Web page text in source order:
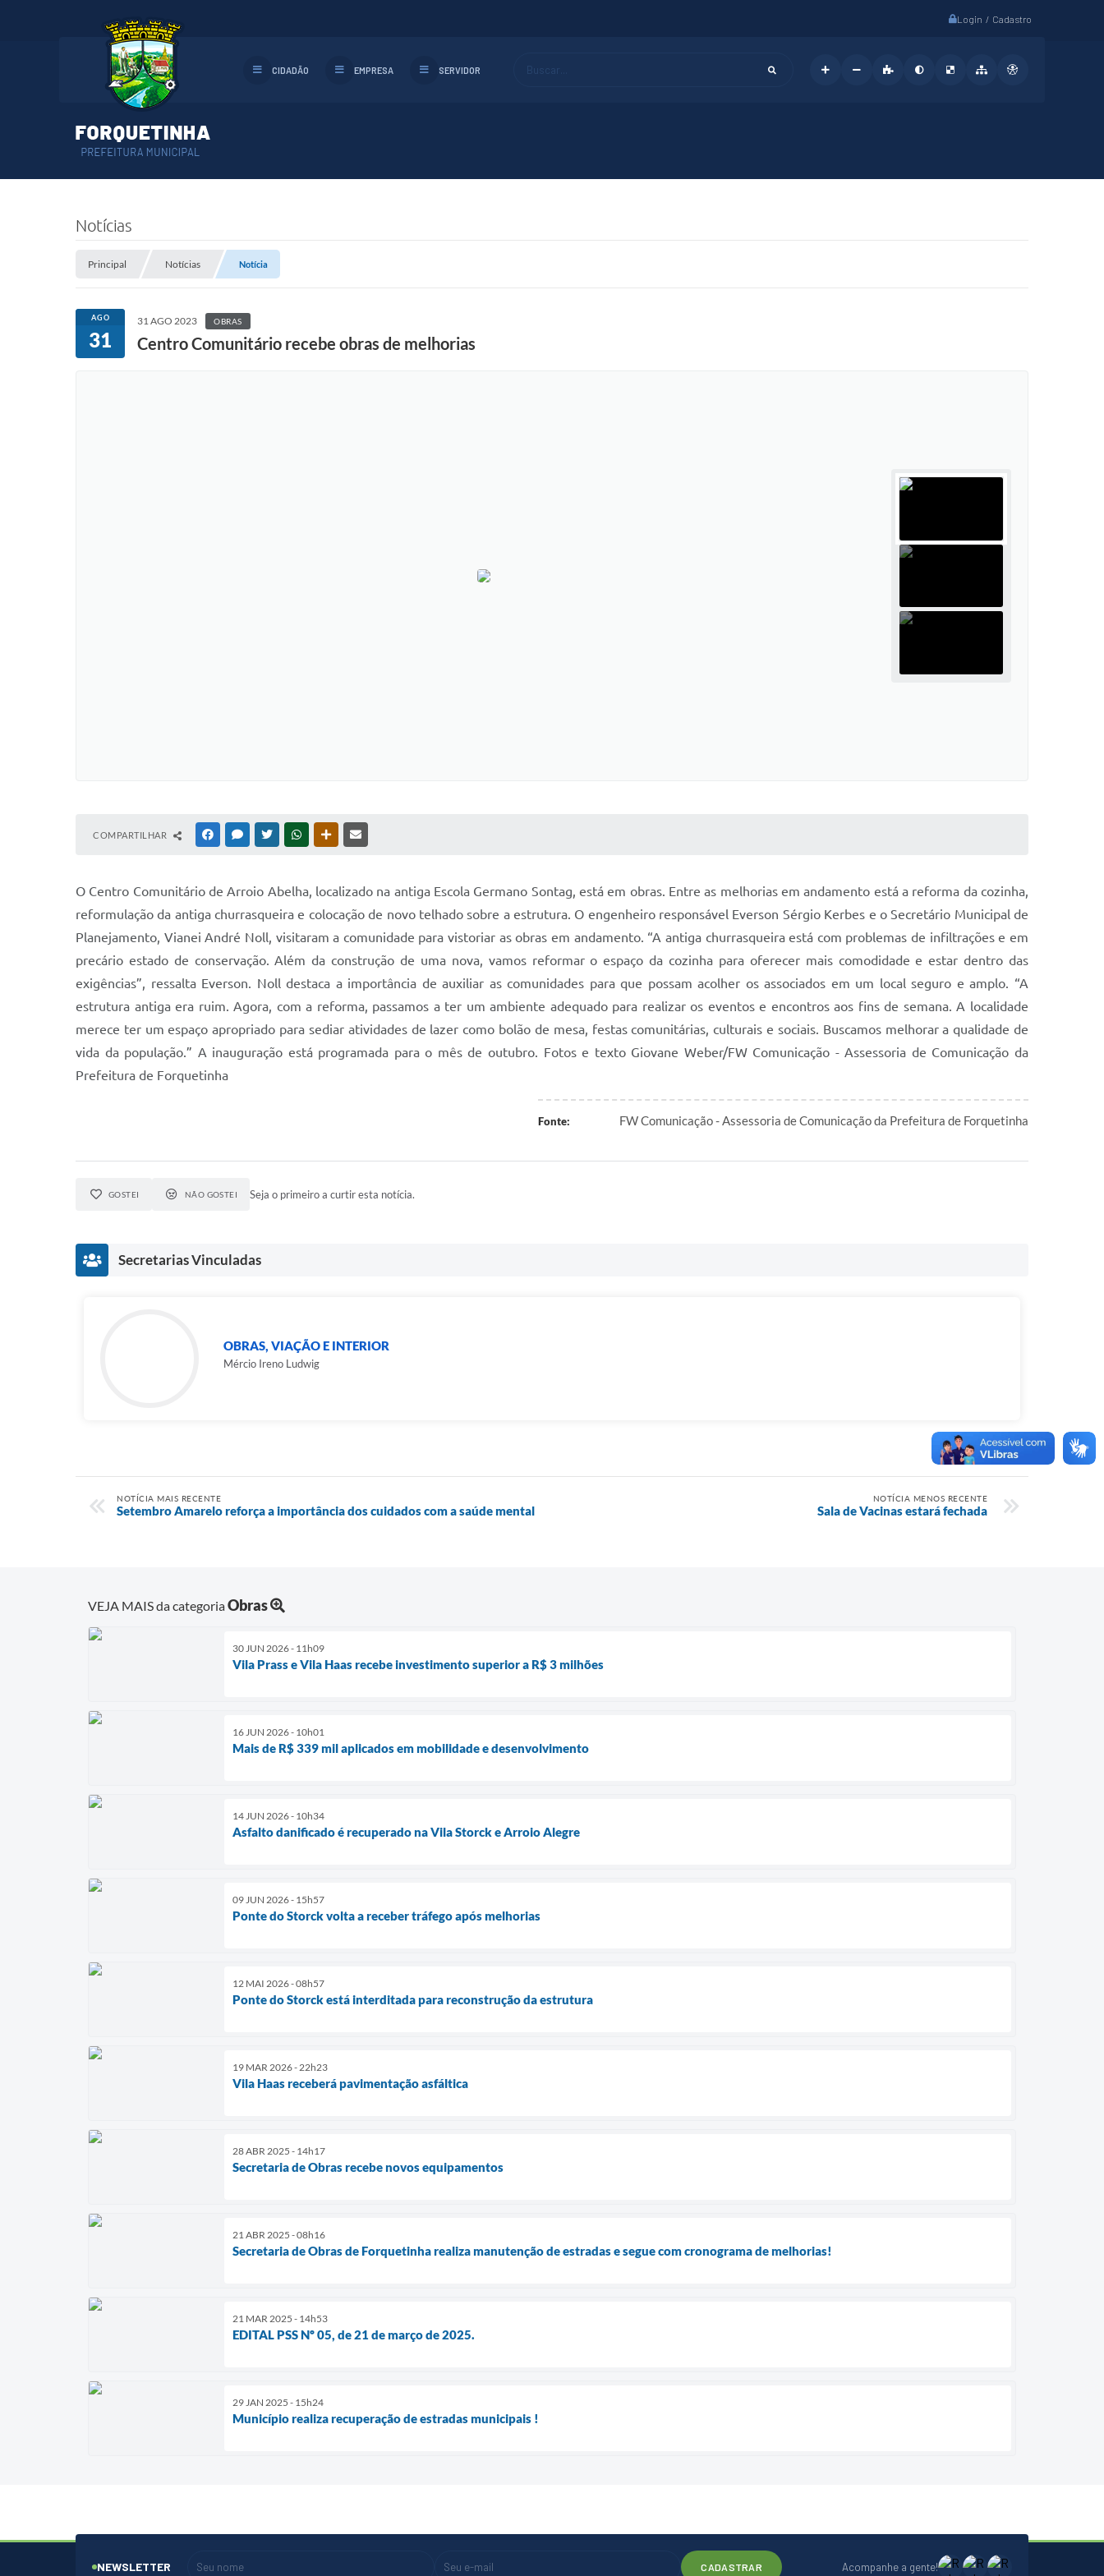
Login / Cadastro
Buscar...
CIDADÃO EMPRESA SERVIDOR
Notícias
Principal Notícias Notícia
AGO
31
31 AGO 2023 OBRAS
Centro Comunitário recebe obras de melhorias
COMPARTILHAR FACEBOOKMESSENGER
TWITTERWHATSAPPOUTRAS MÍDIAS
O Centro Comunitário de Arroio Abelha, localizado na antiga Escola Germano Sontag, está em obras. Entre as melhorias em andamento está a reforma da cozinha,
reformulação da antiga churrasqueira e colocação de novo telhado sobre a estrutura. O engenheiro responsável Everson Sérgio Kerbes e o Secretário Municipal de
Planejamento, Vianei André Noll, visitaram a comunidade para vistoriar as obras em andamento. “A antiga churrasqueira está com problemas de infiltrações e em
precário estado de conservação. Além da construção de uma nova, vamos reformar o espaço da cozinha para oferecer mais comodidade e estar dentro das
exigências”, ressalta Everson. Noll destaca a importância de auxiliar as comunidades para que possam acolher os associados em um local seguro e amplo. “A
estrutura antiga era ruim. Agora, com a reforma, passamos a ter um ambiente adequado para realizar os eventos e encontros aos fins de semana. A localidade
merece ter um espaço apropriado para sediar atividades de lazer como bolão de mesa, festas comunitárias, culturais e sociais. Buscamos melhorar a qualidade de
vida da população.” A inauguração está programada para o mês de outubro. Fotos e texto Giovane Weber/FW Comunicação - Assessoria de Comunicação da
Prefeitura de Forquetinha
Fonte: FW Comunicação - Assessoria de Comunicação da Prefeitura de Forquetinha
GOSTEI NÃO GOSTEI Seja o primeiro a curtir esta notícia.
Secretarias Vinculadas
OBRAS, VIAÇÃO E INTERIOR
Mércio Ireno Ludwig
NOTÍCIA MAIS RECENTE
Setembro Amarelo reforça a importância dos cuidados com a saúde mental
NOTÍCIA MENOS RECENTE
Sala de Vacinas estará fechada
VEJA MAIS da categoriaObras
30 JUN 2026 - 11h09
Vila Prass e Vila Haas recebe investimento superior a R$ 3 milhões
16 JUN 2026 - 10h01
Mais de R$ 339 mil aplicados em mobilidade e desenvolvimento
14 JUN 2026 - 10h34
Asfalto danificado é recuperado na Vila Storck e Arroio Alegre
09 JUN 2026 - 15h57
Ponte do Storck volta a receber tráfego após melhorias
12 MAI 2026 - 08h57
Ponte do Storck está interditada para reconstrução da estrutura
19 MAR 2026 - 22h23
Vila Haas receberá pavimentação asfáltica
28 ABR 2025 - 14h17
Secretaria de Obras recebe novos equipamentos
21 ABR 2025 - 08h16
Secretaria de Obras de Forquetinha realiza manutenção de estradas e segue com cronograma de melhorias!
21 MAR 2025 - 14h53
EDITAL PSS Nº 05, de 21 de março de 2025.
29 JAN 2025 - 15h24
Município realiza recuperação de estradas municipais !
Acompanhe a gente!
NEWSLETTER CADASTRAR